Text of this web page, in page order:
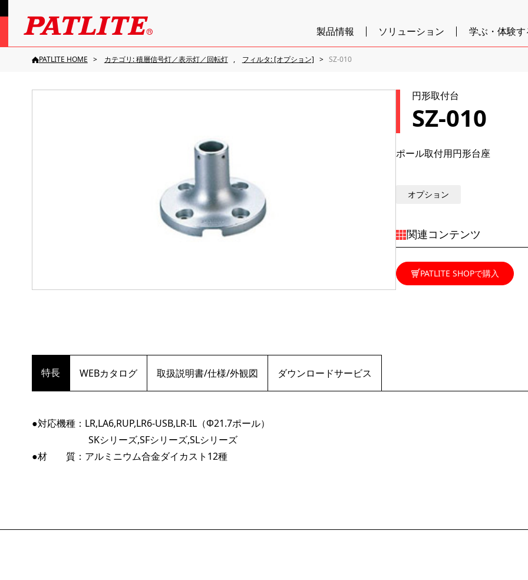
製品情報 ソリューション 学ぶ・体験す
PATLITE HOME カテゴリ: 積層信号灯／表示灯／回転灯 フィルタ: [オプション] SZ-010
円形取付台
SZ-010
ポール取付用円形台座
オプション
関連コンテンツ
PATLITE SHOPで購入
特長 WEBカタログ 取扱説明書/仕様/外観図 ダウンロードサービス
●対応機種：LR,LA6,RUP,LR6-USB,LR-IL（Φ21.7ポール）
SKシリーズ,SFシリーズ,SLシリーズ
●材 質：アルミニウム合金ダイカスト12種